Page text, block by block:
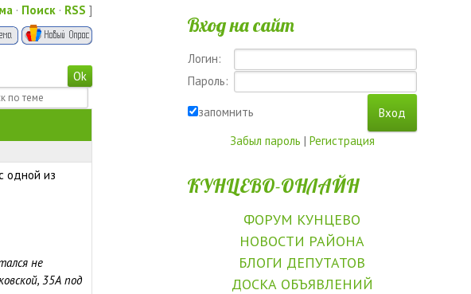
· Поиск · RSS ]
одной из
не
35А под
Вход на сайт
Логин:
Пароль:
запомнить
Забыл пароль | Регистрация
КУНЦЕВО-ОНЛАЙН
ФОРУМ КУНЦЕВО
НОВОСТИ РАЙОНА
БЛОГИ ДЕПУТАТОВ
ДОСКА ОБЪЯВЛЕНИЙ